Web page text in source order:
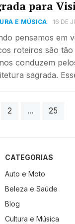
para
E MÚSICA 16 DE
pensamos em
roteiros são
conduzem
sagrada.
2 … 25
CATEGORIAS
Auto e Moto
Beleza e Saúde
Blog
Cultura e Música